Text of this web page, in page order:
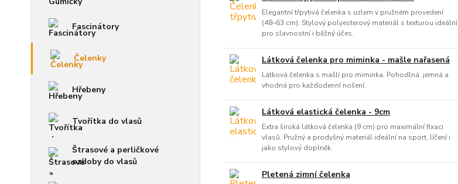
Fascinátory
Čelenky
Hřebeny
Tvořítka do vlasů
Štrasové a perličkové
ozdoby do vlasů
Elegantní třpytivá čelenka s uzlem v pružném provedení
(48–63 cm). Stylový polyesterový materiál s texturou ideální
pro slavnostní i běžný účes.
Látková čelenka pro miminka - mašle nařasená
Látková čelenka s mašlí pro miminka. Pohodlná, jemná a
vhodná pro každodenní nošení.
Látková elastická čelenka - 9cm
Extra široká látková čelenka (9 cm) pro maximální fixaci
vlasů. Pružný a prodyšný materiál ideální na sport, líčení i
jako stylový doplněk.
Pletená zimní čelenka